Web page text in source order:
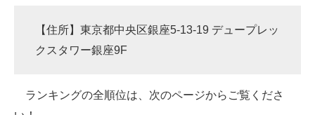
【住所】東京都中央区銀座5-13-19 デュープレッ
クスタワー銀座9F
ランキングの全順位は、次のページからご覧くださ